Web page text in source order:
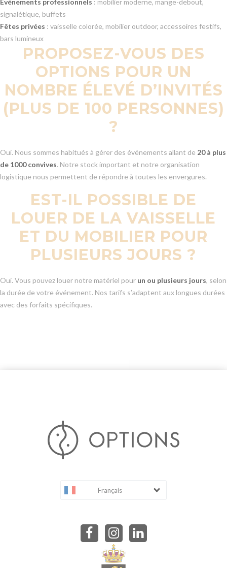
Événements professionnels : mobilier moderne, mange-debout,
signalétique, buffets
Fêtes privées : vaisselle colorée, mobilier outdoor, accessoires festifs,
bars lumineux
PROPOSEZ-VOUS DES
OPTIONS POUR UN
NOMBRE ÉLEVÉ D’INVITÉS
(PLUS DE 100 PERSONNES)
?
Oui. Nous sommes habitués à gérer des événements allant de 20 à plus
de 1000 convives. Notre stock important et notre organisation
logistique nous permettent de répondre à toutes les envergures.
EST-IL POSSIBLE DE
LOUER DE LA VAISSELLE
ET DU MOBILIER POUR
PLUSIEURS JOURS ?
Oui. Vous pouvez louer notre matériel pour un ou plusieurs jours, selon
la durée de votre événement. Nos tarifs s’adaptent aux longues durées
avec des forfaits spécifiques.
Français